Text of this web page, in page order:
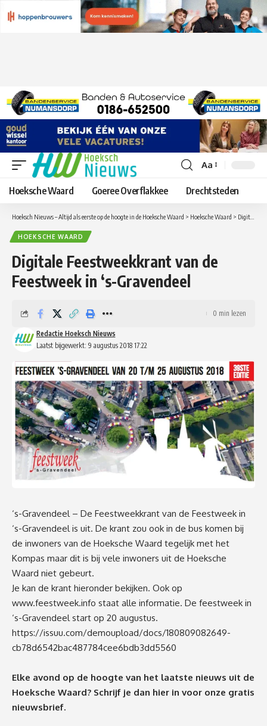
Lettergrootte
aanpassen
Aa
Hoeksche Waard Goeree Overflakkee Drechtsteden
Hoeksch Nieuws – Altijd als eerste op de hoogte in de Hoeksche Waard > Hoeksche Waard > Digitale Feestweekkrant van de Feestweek in ‘s-Gravendeel
HOEKSCHE WAARD
Digitale Feestweekkrant van de
Feestweek in ‘s-Gravendeel
Laatst bijgewerkt: 9 augustus 2018 17:22
Redactie Hoeksch Nieuws
0 min lezen
‘s-Gravendeel – De Feestweekkrant van de Feestweek in
‘s-Gravendeel is uit. De krant zou ook in de bus komen bij
de inwoners van de Hoeksche Waard tegelijk met het
Kompas maar dit is bij vele inwoners uit de Hoeksche
Waard niet gebeurt.
Je kan de krant hieronder bekijken. Ook op
www.feestweek.info staat alle informatie. De feestweek in
‘s-Gravendeel start op 20 augustus.
https://issuu.com/demoupload/docs/180809082649-
cb78d6542bac487784cee6bdb3dd5560
Elke avond op de hoogte van het laatste nieuws uit de
Hoeksche Waard? Schrijf je dan hier in voor onze gratis
nieuwsbrief.